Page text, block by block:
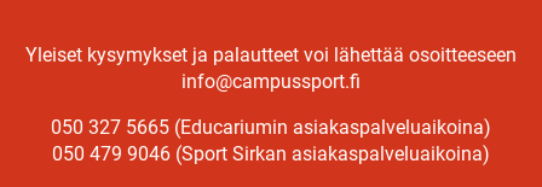
Yleiset kysymykset ja palautteet voi lähettää osoitteeseen
info@campussport.fi
050 327 5665 (Educariumin asiakaspalveluaikoina)
050 479 9046 (Sport Sirkan asiakaspalveluaikoina)